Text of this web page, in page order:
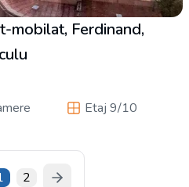
mobilat, Ferdinand,
Etaj 9/10
2